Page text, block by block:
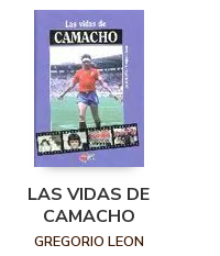
LAS VIDAS DE
CAMACHO
GREGORIO LEON